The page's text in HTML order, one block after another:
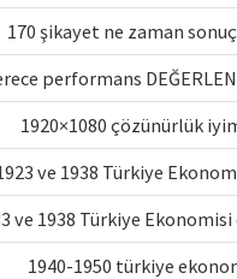
170 şikayet ne zaman
performans
1920×1080 çözünürlük
ve 1938 Türkiye
ve 1938 Türkiye
1940-1950 türkiye